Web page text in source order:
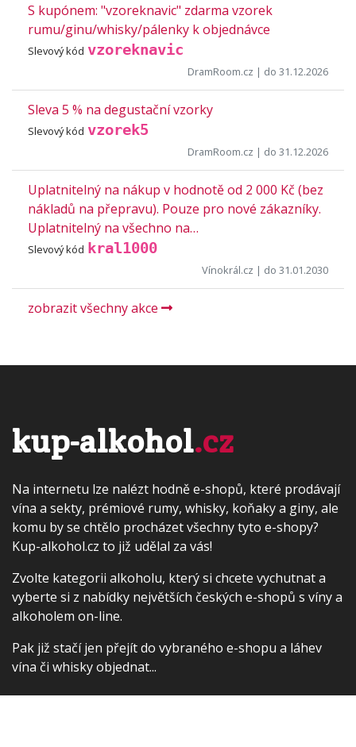
S kupónem: "vzoreknavic" zdarma vzorek
rumu/ginu/whisky/pálenky k objednávce
Slevový kód vzoreknavic
DramRoom.cz | do 31.12.2026
Sleva 5 % na degustační vzorky
Slevový kód vzorek5
DramRoom.cz | do 31.12.2026
Uplatnitelný na nákup v hodnotě od 2 000 Kč (bez
nákladů na přepravu). Pouze pro nové zákazníky.
Uplatnitelný na všechno na…
Slevový kód kral1000
Vínokrál.cz | do 31.01.2030
zobrazit všechny akce
kup-alkohol.cz
Na internetu lze nalézt hodně e-shopů, které prodávají
vína a sekty, prémiové rumy, whisky, koňaky a giny, ale
komu by se chtělo procházet všechny tyto e-shopy?
Kup-alkohol.cz to již udělal za vás!
Zvolte kategorii alkoholu, který si chcete vychutnat a
vyberte si z nabídky největších českých e-shopů s víny a
alkoholem on-line.
Pak již stačí jen přejít do vybraného e-shopu a láhev
vína či whisky objednat...